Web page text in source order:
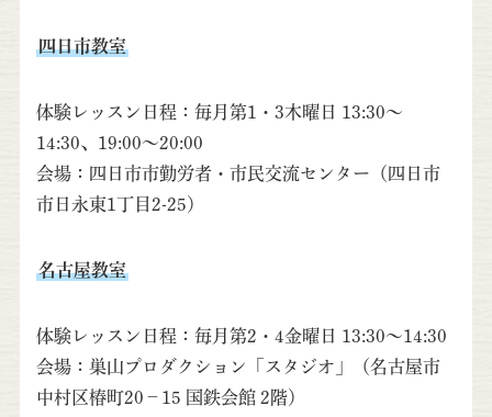
四日市教室
体験レッスン日程：毎月第1・3木曜日 13:30～
14:30、19:00～20:00
会場：四日市市勤労者・市民交流センター（四日市
市日永東1丁目2-25）
名古屋教室
体験レッスン日程：毎月第2・4金曜日 13:30～14:30
会場：巣山プロダクション「スタジオ」（名古屋市
中村区椿町20−15 国鉄会館 2階）